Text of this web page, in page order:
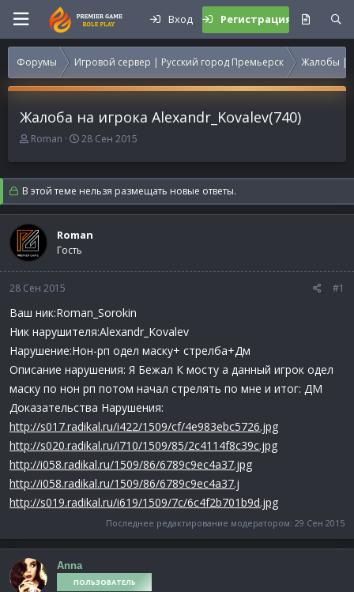
Вход Регистрация
Форумы Игровой сервер | Русский город Премьерск Жалобы |
Жалоба на игрока Alexandr_Kovalev(740)
А
т
о
р
т
е
м
ы
Roman
Д
т
а
н
а
а
л
28 Сен 2015
В этой теме нельзя размещать новые ответы.
Roman
Гость
28 Сен 2015 #1
Ваш ник:Roman_Sorokin
Ник нарушителя:Alexandr_Kovalev
Нарушение:Нон-рп одел маску+ стрелба+Дм
Описание нарушения: Я Бежал К мосту а данный игрок одел
маску по нон рп потом начал стрелять по мне и итог: ДМ
Доказательства Нарушения:
http://s017.radikal.ru/i422/1509/cf/4e983ebc5726.jpg
http://s020.radikal.ru/i710/1509/85/2c4114f8c39c.jpg
http://i058.radikal.ru/1509/86/6789c9ec4a37.jpg
http://i058.radikal.ru/1509/86/6789c9ec4a37.j
http://s019.radikal.ru/i619/1509/7c/6c4f2b701b9d.jpg
Последнее редактирование модератором: 29 Сен 2015
Anna
ПОЛЬЗОВАТЕЛЬ